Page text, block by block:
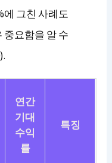
에 그친 사례도
중요함을 알 수
연간
기대
수익
률
특징